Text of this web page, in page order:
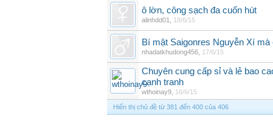
ô lờn, công sạch đa cuốn hút
alinhdd01 18/6/15
Bí mật Saigonres Nguyễn Xí
nhadatkhudong456 17/6/15
Chuyên cung cấp sỉ và lẻ bao
cạnh tranh
wthoinay9 16/6/15
Hiển thị chủ đề từ 381 đến 400 của 406